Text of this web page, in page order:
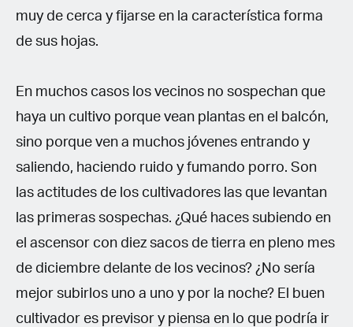
muy de cerca y fijarse en la característica forma
de sus hojas.
En muchos casos los vecinos no sospechan que
haya un cultivo porque vean plantas en el balcón,
sino porque ven a muchos jóvenes entrando y
saliendo, haciendo ruido y fumando porro. Son
las actitudes de los cultivadores las que levantan
las primeras sospechas. ¿Qué haces subiendo en
el ascensor con diez sacos de tierra en pleno mes
de diciembre delante de los vecinos? ¿No sería
mejor subirlos uno a uno y por la noche? El buen
cultivador es previsor y piensa en lo que podría ir